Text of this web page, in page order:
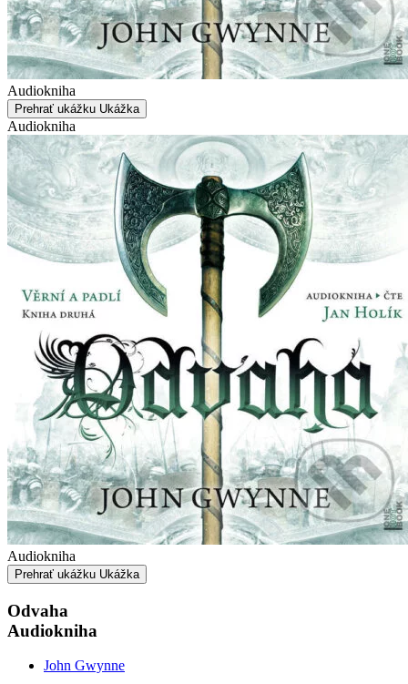
Audiokniha
Prehrať ukážku Ukážka
Audiokniha
Audiokniha
Prehrať ukážku Ukážka
Odvaha
Audiokniha
John Gwynne